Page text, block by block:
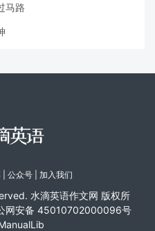
马路
| 公众号 | 加入我们
水滴英语作文网 版权所
网安备 45010702000096号